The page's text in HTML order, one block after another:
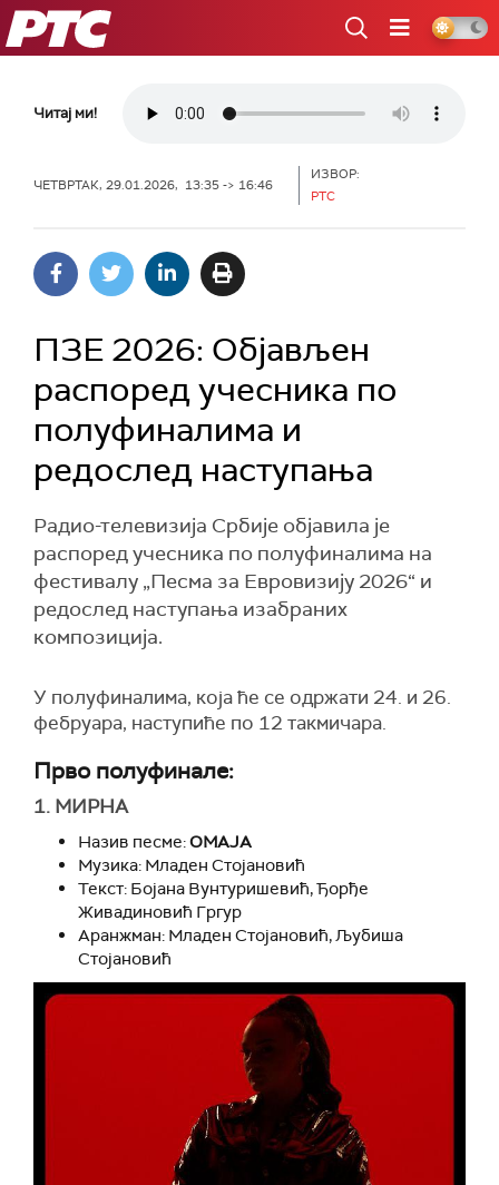
РТС
Читај ми!
ЧЕТВРТАК, 29.01.2026, 13:35 -> 16:46
ИЗВОР:
РТС
ПЗЕ 2026: Објављен
распоред учесника по
полуфиналима и
редослед наступања
Радио-телевизија Србије објавила је
распоред учесника по полуфиналима на
фестивалу „Песма за Евровизију 2026“ и
редослед наступања изабраних
композиција.
У полуфиналима, која ће се одржати 24. и 26.
фебруара, наступиће по 12 такмичара.
Прво полуфинале:
1. МИРНА
Назив песме:ОМАЈА
Музика: Младен Стојановић
Текст: Бојана Вунтуришевић, Ђорђе
Живадиновић Гргур
Аранжман: Младен Стојановић, Љубиша
Стојановић